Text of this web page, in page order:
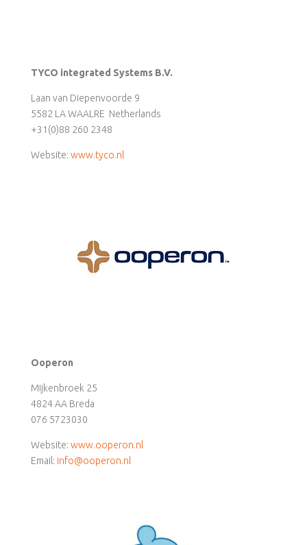
TYCO integrated Systems B.V.
Laan van Diepenvoorde 9
5582 LA WAALRE Netherlands
+31(0)88 260 2348
Website: www.tyco.nl
Ooperon
Mijkenbroek 25
4824 AA Breda
076 5723030
Website: www.ooperon.nl
Email: info@ooperon.nl